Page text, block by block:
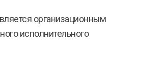
организационным
исполнительного